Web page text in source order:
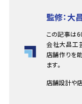
監修：大
この記事は
会社大昌工
店舗作りを
ます。
店舗設計や